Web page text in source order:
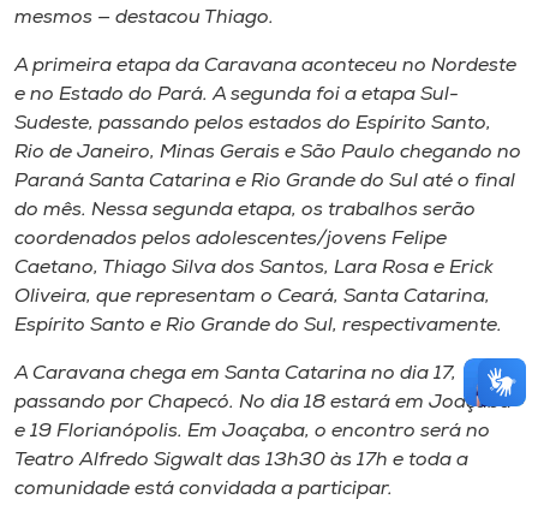
mesmos — destacou Thiago.
A primeira etapa da Caravana aconteceu no Nordeste
e no Estado do Pará. A segunda foi a etapa Sul-
Sudeste, passando pelos estados do Espírito Santo,
Rio de Janeiro, Minas Gerais e São Paulo chegando no
Paraná Santa Catarina e Rio Grande do Sul até o final
do mês. Nessa segunda etapa, os trabalhos serão
coordenados pelos adolescentes/jovens Felipe
Caetano, Thiago Silva dos Santos, Lara Rosa e Erick
Oliveira, que representam o Ceará, Santa Catarina,
Espírito Santo e Rio Grande do Sul, respectivamente.
A Caravana chega em Santa Catarina no dia 17,
passando por Chapecó. No dia 18 estará em Joaçaba
e 19 Florianópolis. Em Joaçaba, o encontro será no
Teatro Alfredo Sigwalt das 13h30 às 17h e toda a
comunidade está convidada a participar.